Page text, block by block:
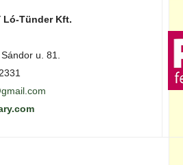
Ló-Tünder Kft.
u. 81.